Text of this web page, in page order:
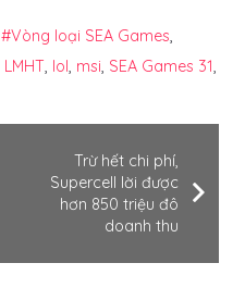
#Vòng loại SEA Games,
LMHT, lol, msi, SEA Games 31,
Trừ hết chi phí,
Supercell lời được
hơn 850 triệu đô
doanh thu